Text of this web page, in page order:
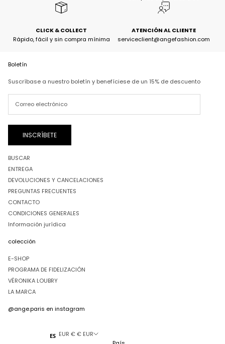
CLICK & COLLECT
Rápido, fácil y sin compra mínima
ATENCIÓN AL CLIENTE
serviceclient@angefashion.com
Boletín
Suscríbase a nuestro boletín y benefíciese de un 15% de descuento
INSCRÍBETE
BUSCAR
ENTREGA
DEVOLUCIONES Y CANCELACIONES
PREGUNTAS FRECUENTES
CONTACTO
CONDICIONES GENERALES
Información jurídica
colección
E-SHOP
PROGRAMA DE FIDELIZACIÓN
VÉRONIKA LOUBRY
LA MARCA
@ange.paris en instagram
ES EUR € € EUR